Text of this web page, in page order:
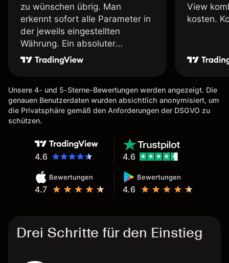
zu wünschen übrig. Man
erkennt sofort alle Parameter in
der jeweils eingestellten
Währung. Ein absoluter
Pluspunkt an dieser Stelle.
View
kosten.
Unsere 4- und 5-Sterne-Bewertungen werden angezeigt. Die
genauen Benutzerdaten wurden absichtlich anonymisiert, um
die Privatsphäre gemäß den Anforderungen der DSGVO zu
schützen.
4.6
Bewertungen
4.7
Bewertungen
4.6
4.6
Drei Schritte für den Einstieg